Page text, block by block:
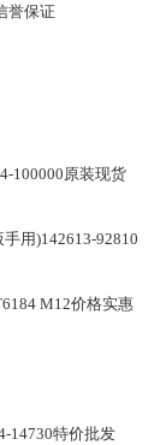
誉保证
100000原装现货
用)142613-92810
M12价格实惠
14730特价批发